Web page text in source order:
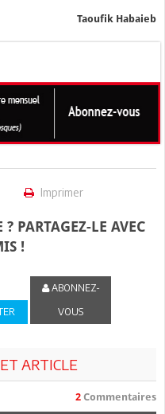
Taoufik Habaieb
Imprimer
PARTAGEZ-LE AVEC
!
ABONNEZ-
VOUS
ARTICLE
2 Commentaires